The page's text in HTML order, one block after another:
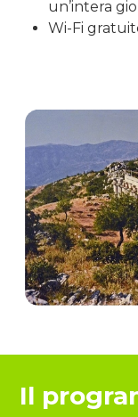
un’intera
Wi-Fi
Il